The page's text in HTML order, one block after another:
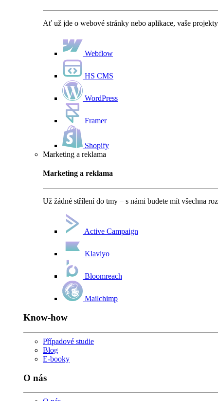
Ať už jde o webové stránky nebo aplikace, vaše
Webflow
HS CMS
WordPress
Framer
Shopify
Marketing a reklama
Marketing a reklama
Už žádné střílení do tmy – s námi budete mít všechna
Active Campaign
Klaviyo
Bloomreach
Mailchimp
Know-how
Případové studie
Blog
E-booky
O nás